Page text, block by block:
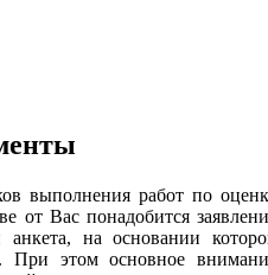
выполнения работ по
от Вас понадобится
на основании
При этом основное